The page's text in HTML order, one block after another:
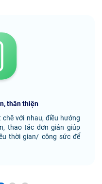
thân thiện
với nhau, điều hướng
thao tác đơn giản giúp
thời gian/ công sức để